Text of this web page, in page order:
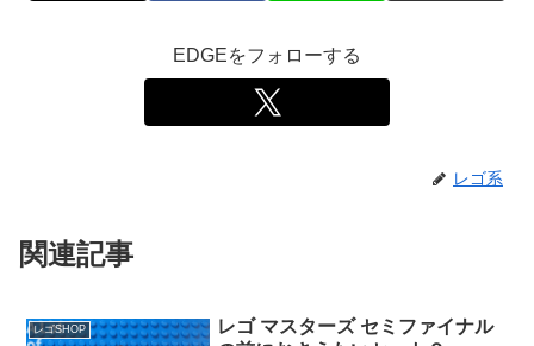
EDGEをフォローする
レゴ系
関連記事
レゴSHOP
レゴ マスターズ セミファイナル